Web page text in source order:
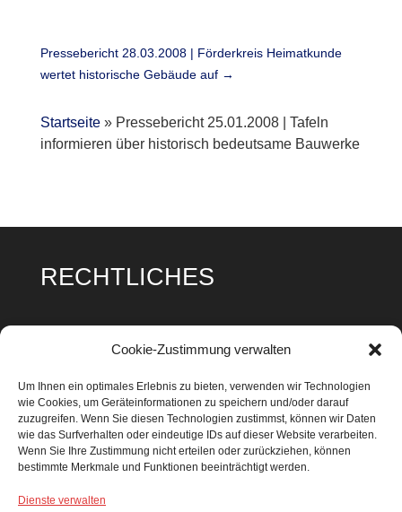
Cookie-Zustimmung verwalten
Um Ihnen ein optimales Erlebnis zu bieten, verwenden wir Technologien
wie Cookies, um Geräteinformationen zu speichern und/oder darauf
zuzugreifen. Wenn Sie diesen Technologien zustimmst, können wir Daten
wie das Surfverhalten oder eindeutige IDs auf dieser Website verarbeiten.
Wenn Sie Ihre Zustimmung nicht erteilen oder zurückziehen, können
bestimmte Merkmale und Funktionen beeinträchtigt werden.
Dienste verwalten
Pressebericht 28.03.2008 | Förderkreis Heimatkunde
wertet historische Gebäude auf→
Startseite» Pressebericht 25.01.2008 | Tafeln
informieren über historisch bedeutsame Bauwerke
RECHTLICHES
Datenschutz
Cookie Richtlinie